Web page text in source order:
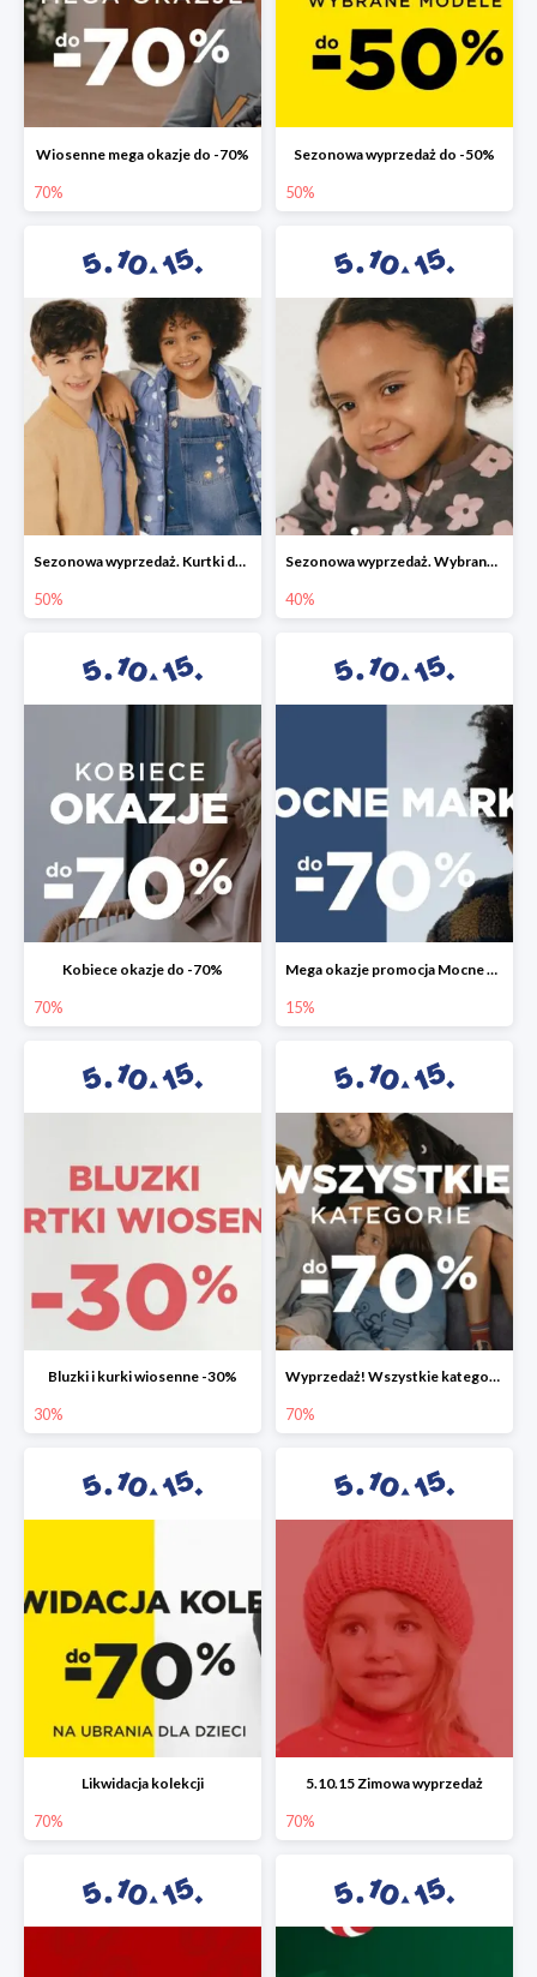
Wiosenne mega okazje do -70%
70%
Sezonowa wyprzedaż do -50%
50%
Sezonowa wyprzedaż. Kurtki do -50%
50%
Sezonowa wyprzedaż. Wybrane modele do -40%
40%
Kobiece okazje do -70%
70%
Mega okazje promocja Mocne marki do -70%
15%
Bluzki i kurki wiosenne -30%
30%
Wyprzedaż! Wszystkie kategorie do -70%
70%
Likwidacja kolekcji
70%
5.10.15 Zimowa wyprzedaż
70%